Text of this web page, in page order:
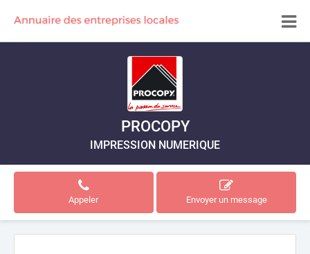
PROCOPY
IMPRESSION NUMERIQUE
Appeler Envoyer un message